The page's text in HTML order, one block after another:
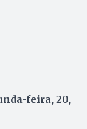
feira, 20,